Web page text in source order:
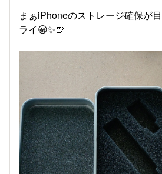
まぁiPhoneのストレージ確保が
ライ😀✨🍺